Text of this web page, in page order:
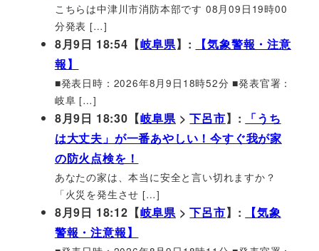
こちらは中津川市消防本部です 08月09日19時00
分発表 […]
8月9日 18:54【岐阜県】:
【気象警報・注意
報】
■発表日時：2026年8月9日18時52分 ■発表官署：
岐阜 […]
8月9日 18:30【岐阜県 >下呂市】:
「うち
は大丈夫」が一番あやしい！今すぐ我が家
の防火点検を！
あなたの家は、本当に安全と言い切れますか？
「火災を発生させ […]
8月9日 18:12【岐阜県 >下呂市】:
【気象
警報・注意報】